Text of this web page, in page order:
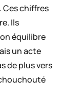
chiffres
Ils
équilibre
un acte
de plus vers